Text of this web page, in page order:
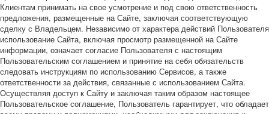
Клиентам принимать на свое усмотрение и под свою ответственность
предложения, размещенные на Сайте, заключая соответствующую
сделку с Владельцем. Независимо от характера действий Пользователя
использование Сайта, включая просмотр размещенной на Сайте
информации, означает согласие Пользователя с настоящим
Пользовательским соглашением и принятие на себя обязательств
следовать инструкциям по использованию Сервисов, а также
ответственности за действия, связанные с использованием Сайта.
Осуществляя доступ к Сайту и заключая таким образом настоящее
Пользовательское соглашение, Пользователь гарантирует, что обладает